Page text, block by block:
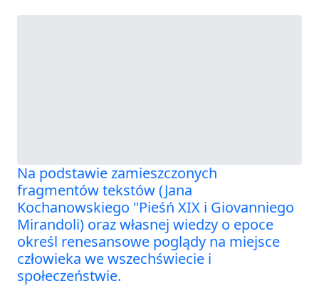
Na podstawie zamieszczonych
fragmentów tekstów (Jana
Kochanowskiego "Pieśń XIX i Giovanniego
Mirandoli) oraz własnej wiedzy o epoce
określ renesansowe poglądy na miejsce
człowieka we wszechświecie i
społeczeństwie.